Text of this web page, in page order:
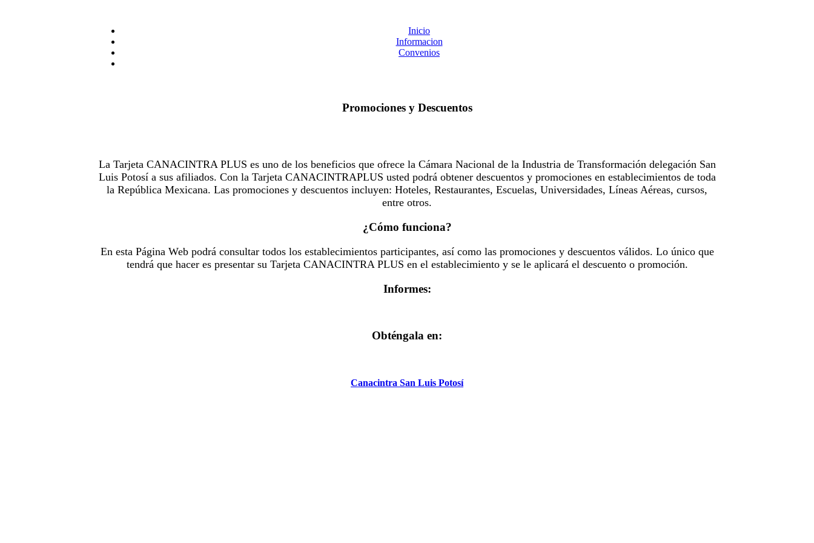
Inicio
Informacion
Convenios
Promociones y Descuentos
La Tarjeta CANACINTRA PLUS es uno de los beneficios que ofrece la Cámara Nacional de la Industria de Transformación delegación San
Luis Potosí a sus afiliados. Con la Tarjeta CANACINTRAPLUS usted podrá obtener descuentos y promociones en establecimientos de toda
la República Mexicana. Las promociones y descuentos incluyen: Hoteles, Restaurantes, Escuelas, Universidades, Líneas Aéreas, cursos,
entre otros.
¿Cómo funciona?
En esta Página Web podrá consultar todos los establecimientos participantes, así como las promociones y descuentos válidos. Lo único que
tendrá que hacer es presentar su Tarjeta CANACINTRA PLUS en el establecimiento y se le aplicará el descuento o promoción.
Informes:
Obténgala en:
Canacintra San Luis Potosí